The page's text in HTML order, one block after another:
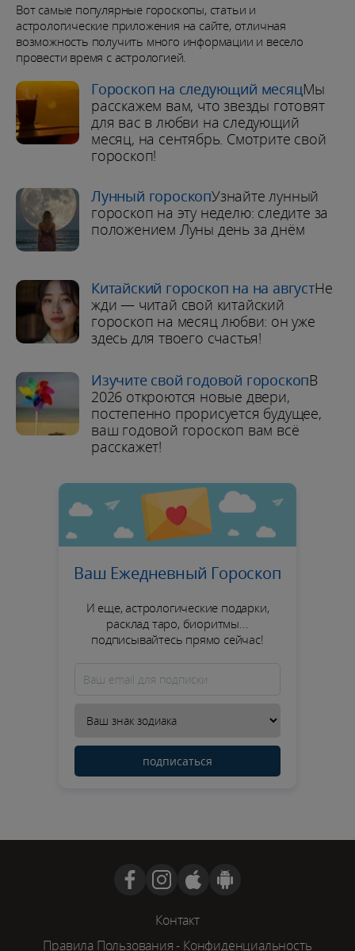
Вот самые популярные гороскопы, статьи и
астрологические приложения на сайте, отличная
возможность получить много информации и весело
провести время с астрологией.
Гороскоп на следующий месяцМы
расскажем вам, что звезды готовят
для вас в любви на следующий
месяц, на сентябрь. Смотрите свой
гороскоп!
Лунный гороскопУзнайте лунный
гороскоп на эту неделю: следите за
положением Луны день за днём
Китайский гороскоп на на августНе
жди — читай свой китайский
гороскоп на месяц любви: он уже
здесь для твоего счастья!
Изучите свой годовой гороскопВ
2026 откроются новые двери,
постепенно прорисуется будущее,
ваш годовой гороскоп вам всё
расскажет!
Ваш Ежедневный Гороскоп
И еще, астрологические подарки,
расклад таро, биоритмы...
подписывайтесь прямо сейчас!
подписаться
Контакт
Правила Пользования- Конфиденциальность